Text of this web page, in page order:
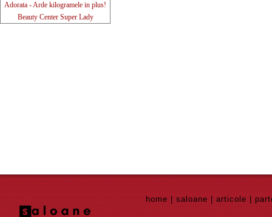
Adorata - Arde kilogramele in plus!
Beauty Center Super Lady
home saloane articole